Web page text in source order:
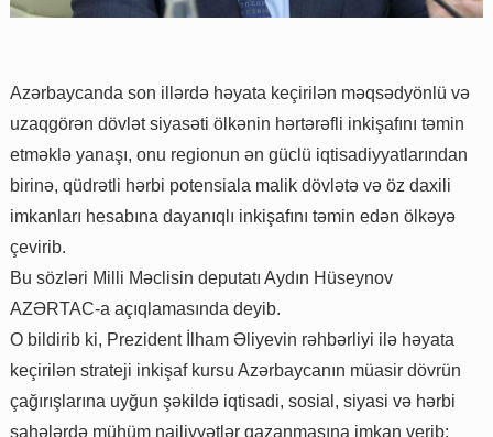
Azərbaycanda son illərdə həyata keçirilən məqsədyönlü və
uzaqgörən dövlət siyasəti ölkənin hərtərəfli inkişafını təmin
etməklə yanaşı, onu regionun ən güclü iqtisadiyyatlarından
birinə, qüdrətli hərbi potensiala malik dövlətə və öz daxili
imkanları hesabına dayanıqlı inkişafını təmin edən ölkəyə
çevirib.
Bu sözləri Milli Məclisin deputatı Aydın Hüseynov
AZƏRTAC-a açıqlamasında deyib.
O bildirib ki, Prezident İlham Əliyevin rəhbərliyi ilə həyata
keçirilən strateji inkişaf kursu Azərbaycanın müasir dövrün
çağırışlarına uyğun şəkildə iqtisadi, sosial, siyasi və hərbi
sahələrdə mühüm nailiyyətlər qazanmasına imkan verib: